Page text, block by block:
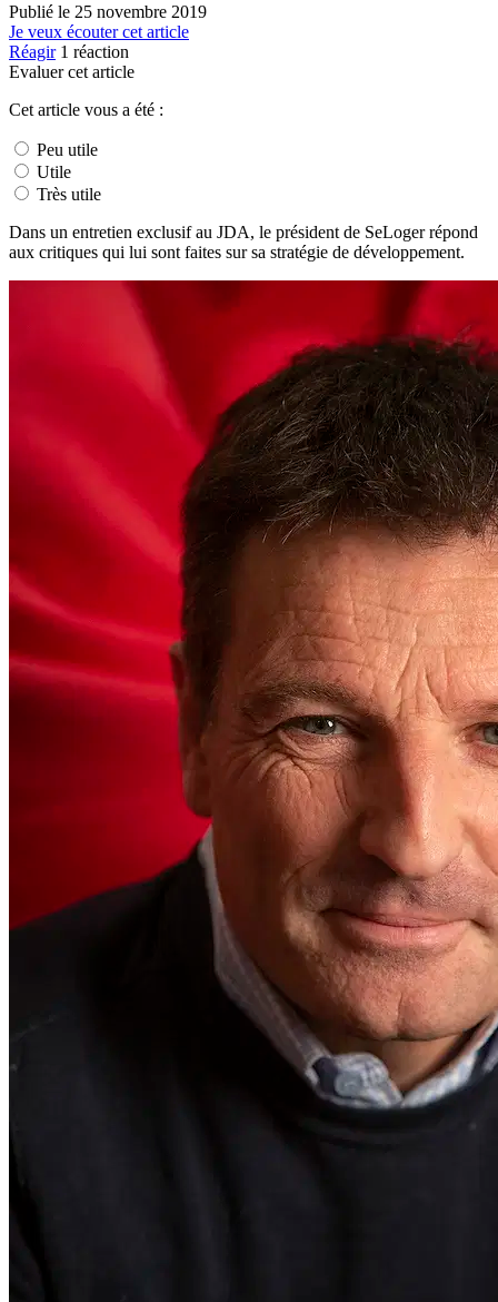
Publié le 25 novembre 2019
Je veux écouter cet article
Réagir 1 réaction
Evaluer cet article
Cet article vous a été :
Peu utile
Utile
Très utile
Dans un entretien exclusif au JDA, le président de SeLoger répond
aux critiques qui lui sont faites sur sa stratégie de développement.